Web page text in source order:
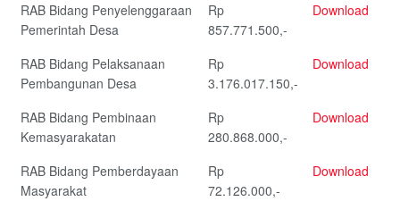
RAB Bidang Penyelenggaraan
Pemerintah Desa
Rp
857.771.500,-
Download
RAB Bidang Pelaksanaan
Pembangunan Desa
Rp
3.176.017.150,-
Download
RAB Bidang Pembinaan
Kemasyarakatan
Rp
280.868.000,-
Download
RAB Bidang Pemberdayaan
Masyarakat
Rp
72.126.000,-
Download